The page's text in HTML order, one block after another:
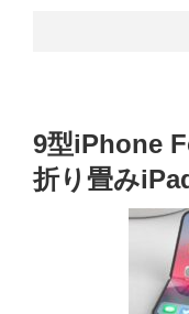
9型iPhone
折り畳み